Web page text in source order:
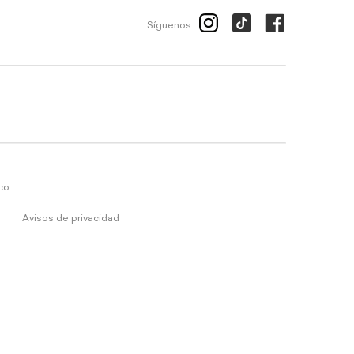
Síguenos:
Avisos de privacidad